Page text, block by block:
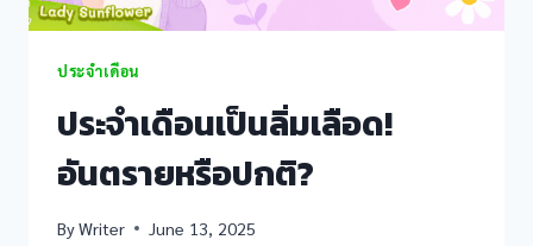
panel
Panelประจำเดือน
ประจำเดือนเป็นลิ่มเลือด!
อันตรายหรือปกติ?
ByWriter June 13, 2025